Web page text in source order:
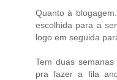
Quanto à
escolhida para a
logo em seguida
Tem duas
pra fazer a fila